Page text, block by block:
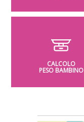
CALCOLO
PESO BAMBINO